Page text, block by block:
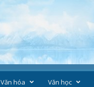
Văn hóa Văn học